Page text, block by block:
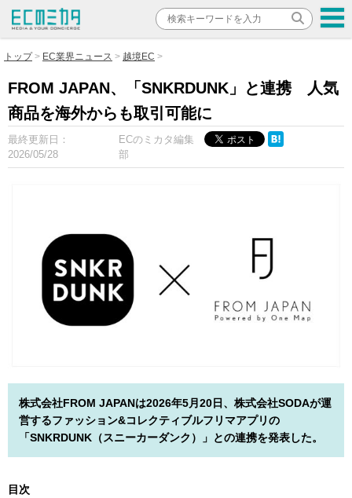
トップ EC業界ニュース 越境EC
FROM JAPAN、「SNKRDUNK」と連携 人気
商品を海外からも取引可能に
最終更新日：
2026/05/28
ECのミカタ編集
部
株式会社FROM JAPANは2026年5月20日、株式会社SODAが運
営するファッション&コレクティブルフリマアプリの
「SNKRDUNK（スニーカーダンク）」との連携を発表した。
目次